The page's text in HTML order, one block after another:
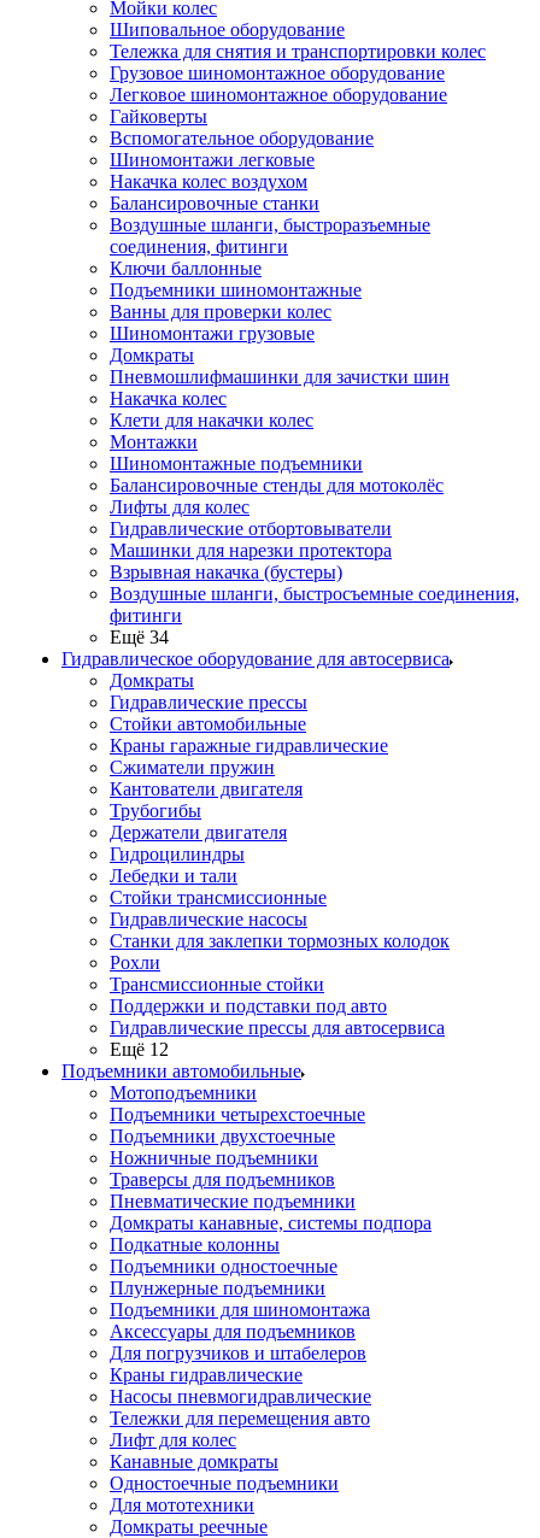
Мойки колес
Шиповальное оборудование
Тележка для снятия и транспортировки колес
Грузовое шиномонтажное оборудование
Легковое шиномонтажное оборудование
Гайковерты
Вспомогательное оборудование
Шиномонтажи легковые
Накачка колес воздухом
Балансировочные станки
Воздушные шланги, быстроразъемные
соединения, фитинги
Ключи баллонные
Подъемники шиномонтажные
Ванны для проверки колес
Шиномонтажи грузовые
Домкраты
Пневмошлифмашинки для зачистки шин
Накачка колес
Клети для накачки колес
Монтажки
Шиномонтажные подъемники
Балансировочные стенды для мотоколёс
Лифты для колес
Гидравлические отбортовыватели
Машинки для нарезки протектора
Взрывная накачка (бустеры)
Воздушные шланги, быстросъемные соединения,
фитинги
Ещё 34
Гидравлическое оборудование для автосервиса
Домкраты
Гидравлические прессы
Стойки автомобильные
Краны гаражные гидравлические
Сжиматели пружин
Кантователи двигателя
Трубогибы
Держатели двигателя
Гидроцилиндры
Лебедки и тали
Стойки трансмиссионные
Гидравлические насосы
Cтанки для заклепки тормозных колодок
Рохли
Трансмиссионные стойки
Поддержки и подставки под авто
Гидравлические прессы для автосервиса
Ещё 12
Подъемники автомобильные
Мотоподъемники
Подъемники четырехстоечные
Подъемники двухстоечные
Ножничные подъемники
Траверсы для подъемников
Пневматические подъемники
Домкраты канавные, системы подпора
Подкатные колонны
Подъемники одностоечные
Плунжерные подъемники
Подъемники для шиномонтажа
Аксессуары для подъемников
Для погрузчиков и штабелеров
Краны гидравлические
Насосы пневмогидравлические
Тележки для перемещения авто
Лифт для колес
Канавные домкраты
Одностоечные подъемники
Для мототехники
Домкраты реечные